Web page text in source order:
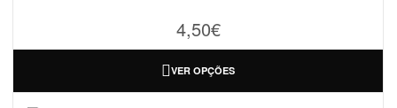
4,50€
VER OPÇÕES